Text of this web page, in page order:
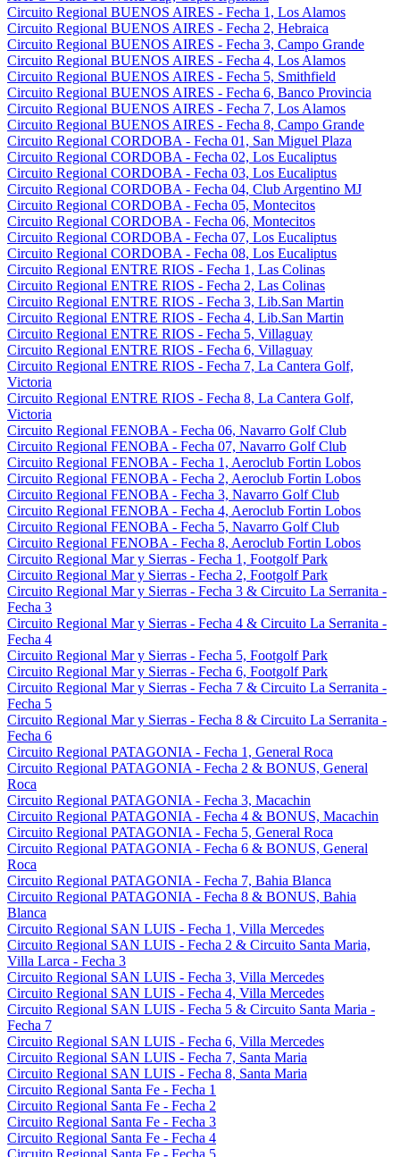
Circuito Regional BUENOS AIRES - Fecha 1, Los Alamos
Circuito Regional BUENOS AIRES - Fecha 2, Hebraica
Circuito Regional BUENOS AIRES - Fecha 3, Campo Grande
Circuito Regional BUENOS AIRES - Fecha 4, Los Alamos
Circuito Regional BUENOS AIRES - Fecha 5, Smithfield
Circuito Regional BUENOS AIRES - Fecha 6, Banco Provincia
Circuito Regional BUENOS AIRES - Fecha 7, Los Alamos
Circuito Regional BUENOS AIRES - Fecha 8, Campo Grande
Circuito Regional CORDOBA - Fecha 01, San Miguel Plaza
Circuito Regional CORDOBA - Fecha 02, Los Eucaliptus
Circuito Regional CORDOBA - Fecha 03, Los Eucaliptus
Circuito Regional CORDOBA - Fecha 04, Club Argentino MJ
Circuito Regional CORDOBA - Fecha 05, Montecitos
Circuito Regional CORDOBA - Fecha 06, Montecitos
Circuito Regional CORDOBA - Fecha 07, Los Eucaliptus
Circuito Regional CORDOBA - Fecha 08, Los Eucaliptus
Circuito Regional ENTRE RIOS - Fecha 1, Las Colinas
Circuito Regional ENTRE RIOS - Fecha 2, Las Colinas
Circuito Regional ENTRE RIOS - Fecha 3, Lib.San Martin
Circuito Regional ENTRE RIOS - Fecha 4, Lib.San Martin
Circuito Regional ENTRE RIOS - Fecha 5, Villaguay
Circuito Regional ENTRE RIOS - Fecha 6, Villaguay
Circuito Regional ENTRE RIOS - Fecha 7, La Cantera Golf,
Victoria
Circuito Regional ENTRE RIOS - Fecha 8, La Cantera Golf,
Victoria
Circuito Regional FENOBA - Fecha 06, Navarro Golf Club
Circuito Regional FENOBA - Fecha 07, Navarro Golf Club
Circuito Regional FENOBA - Fecha 1, Aeroclub Fortin Lobos
Circuito Regional FENOBA - Fecha 2, Aeroclub Fortin Lobos
Circuito Regional FENOBA - Fecha 3, Navarro Golf Club
Circuito Regional FENOBA - Fecha 4, Aeroclub Fortin Lobos
Circuito Regional FENOBA - Fecha 5, Navarro Golf Club
Circuito Regional FENOBA - Fecha 8, Aeroclub Fortin Lobos
Circuito Regional Mar y Sierras - Fecha 1, Footgolf Park
Circuito Regional Mar y Sierras - Fecha 2, Footgolf Park
Circuito Regional Mar y Sierras - Fecha 3 & Circuito La Serranita -
Fecha 3
Circuito Regional Mar y Sierras - Fecha 4 & Circuito La Serranita -
Fecha 4
Circuito Regional Mar y Sierras - Fecha 5, Footgolf Park
Circuito Regional Mar y Sierras - Fecha 6, Footgolf Park
Circuito Regional Mar y Sierras - Fecha 7 & Circuito La Serranita -
Fecha 5
Circuito Regional Mar y Sierras - Fecha 8 & Circuito La Serranita -
Fecha 6
Circuito Regional PATAGONIA - Fecha 1, General Roca
Circuito Regional PATAGONIA - Fecha 2 & BONUS, General
Roca
Circuito Regional PATAGONIA - Fecha 3, Macachin
Circuito Regional PATAGONIA - Fecha 4 & BONUS, Macachin
Circuito Regional PATAGONIA - Fecha 5, General Roca
Circuito Regional PATAGONIA - Fecha 6 & BONUS, General
Roca
Circuito Regional PATAGONIA - Fecha 7, Bahia Blanca
Circuito Regional PATAGONIA - Fecha 8 & BONUS, Bahia
Blanca
Circuito Regional SAN LUIS - Fecha 1, Villa Mercedes
Circuito Regional SAN LUIS - Fecha 2 & Circuito Santa Maria,
Villa Larca - Fecha 3
Circuito Regional SAN LUIS - Fecha 3, Villa Mercedes
Circuito Regional SAN LUIS - Fecha 4, Villa Mercedes
Circuito Regional SAN LUIS - Fecha 5 & Circuito Santa Maria -
Fecha 7
Circuito Regional SAN LUIS - Fecha 6, Villa Mercedes
Circuito Regional SAN LUIS - Fecha 7, Santa Maria
Circuito Regional SAN LUIS - Fecha 8, Santa Maria
Circuito Regional Santa Fe - Fecha 1
Circuito Regional Santa Fe - Fecha 2
Circuito Regional Santa Fe - Fecha 3
Circuito Regional Santa Fe - Fecha 4
Circuito Regional Santa Fe - Fecha 5